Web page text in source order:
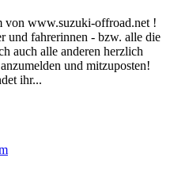
www.suzuki-offroad.net !
und fahrerinnen - bzw. alle die
auch alle anderen herzlich
und mitzuposten!
ihr...